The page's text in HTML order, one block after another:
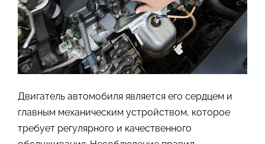
Двигатель автомобиля является его сердцем и
главным механическим устройством, которое
требует регулярного и качественного